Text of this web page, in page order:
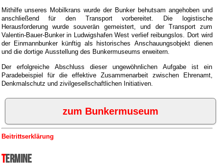
Mithilfe unseres Mobilkrans wurde der Bunker behutsam angehoben und
anschließend für den Transport vorbereitet. Die logistische
Herausforderung wurde souverän gemeistert, und der Transport zum
Valentin-Bauer-Bunker in Ludwigshafen West verlief reibungslos. Dort wird
der Einmannbunker künftig als historisches Anschauungsobjekt dienen
und die dortige Ausstellung des Bunkermuseums erweitern.
Der erfolgreiche Abschluss dieser ungewöhnlichen Aufgabe ist ein
Paradebeispiel für die effektive Zusammenarbeit zwischen Ehrenamt,
Denkmalschutz und zivilgesellschaftlichen Initiativen.
zum Bunkermuseum
Beitrittserklärung
Termine